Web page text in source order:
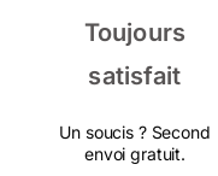
Toujours
satisfait
Un soucis ? Second
envoi gratuit.